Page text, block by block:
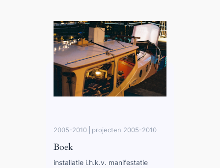
2005-2010 projecten 2005-2010
Boek
installatie i.h.k.v. manifestatie